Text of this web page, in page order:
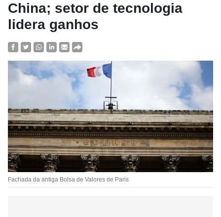
China; setor de tecnologia
lidera ganhos
Fachada da antiga Bolsa de Valores de Paris